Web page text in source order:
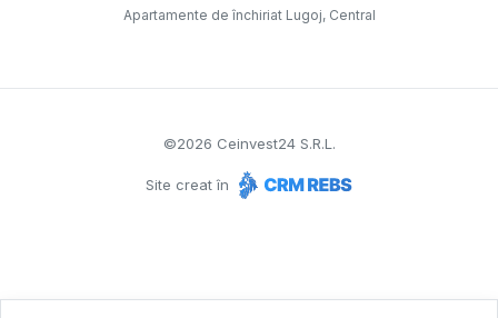
Apartamente de închiriat Lugoj, Central
©2026 Ceinvest24 S.R.L.
Site creat în